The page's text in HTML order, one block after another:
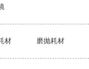
材 磨抛耗材